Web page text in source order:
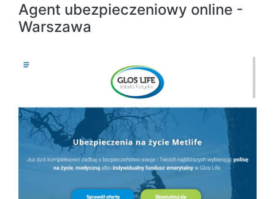
Agent ubezpieczeniowy online -
Warszawa